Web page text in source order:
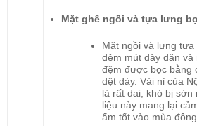
Mặt ghế ngồi và tựa lưng
Mặt ngồi và lưng
đệm mút dày dặn
đệm được bọc bằng
dệt dày. Vải nỉ của
là rất dai, khó bị sờn
liệu này mang lại
ấm tốt vào mùa đông.